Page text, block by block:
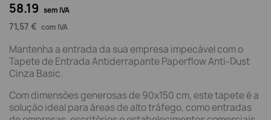
58.19 sem IVA
71,57 € com IVA
Mantenha a entrada da sua empresa impecável com o
Tapete de Entrada Antiderrapante Paperflow Anti-Dust
Cinza Basic.
Com dimensões generosas de 90x150 cm, este tapete é a
solução ideal para áreas de alto tráfego, como entradas